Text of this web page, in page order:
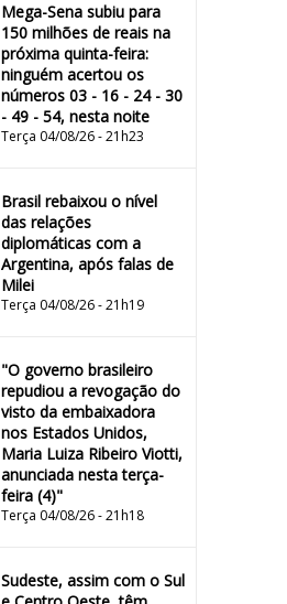
Mega-Sena subiu para
150 milhões de reais na
próxima quinta-feira:
ninguém acertou os
números 03 - 16 - 24 - 30
- 49 - 54, nesta noite
Terça 04/08/26 - 21h23
Brasil rebaixou o nível
das relações
diplomáticas com a
Argentina, após falas de
Milei
Terça 04/08/26 - 21h19
"O governo brasileiro
repudiou a revogação do
visto da embaixadora
nos Estados Unidos,
Maria Luiza Ribeiro Viotti,
anunciada nesta terça-
feira (4)"
Terça 04/08/26 - 21h18
Sudeste, assim com o Sul